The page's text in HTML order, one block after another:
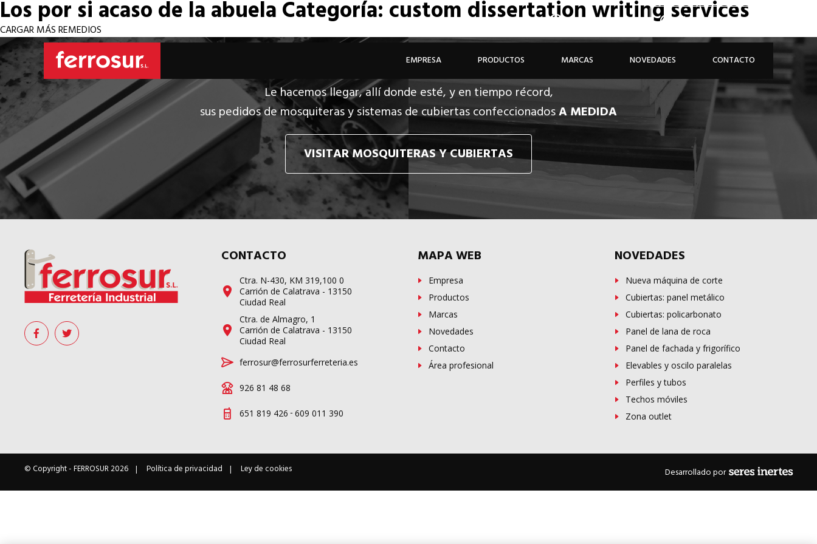
926 81 48 68 ÁREA PROFESIONAL
EMPRESA PRODUCTOS MARCAS NOVEDADES CONTACTO
Los por si acaso de la abuelaCategoría: custom dissertation writing services
CARGAR MÁS REMEDIOS
Le hacemos llegar, allí donde esté, y en tiempo récord,
sus pedidos de mosquiteras y sistemas de cubiertas confeccionadosA MEDIDA
VISITAR MOSQUITERAS Y CUBIERTAS
CONTACTO
Ctra. N-430, KM 319,100 0
Carrión de Calatrava - 13150
Ciudad Real
Ctra. de Almagro, 1
Carrión de Calatrava - 13150
Ciudad Real
ferrosur@ferrosurferreteria.es
926 81 48 68
651 819 426 - 609 011 390
MAPA WEB
Empresa
Productos
Marcas
Novedades
Contacto
Área profesional
NOVEDADES
Nueva máquina de corte
Cubiertas: panel metálico
Cubiertas: policarbonato
Panel de lana de roca
Panel de fachada y frigorífico
Elevables y oscilo paralelas
Perfiles y tubos
Techos móviles
Zona outlet
© Copyright -FERROSUR2026 Política de privacidad Ley de cookies Desarrollado por